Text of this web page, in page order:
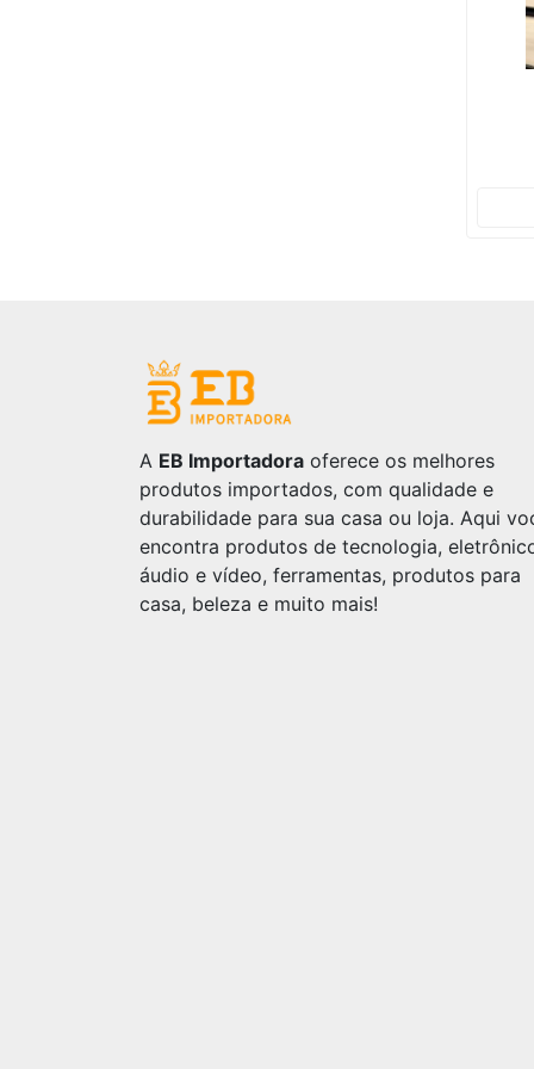
A EB Importadora oferece os melhores
produtos importados, com qualidade e
durabilidade para sua casa ou loja. Aqui
encontra produtos de tecnologia,
áudio e vídeo, ferramentas, produtos para
casa, beleza e muito mais!